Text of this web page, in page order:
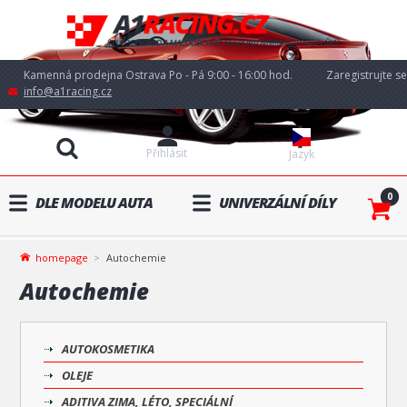
Kamenná prodejna Ostrava Po - Pá 9:00 - 16:00 hod.
info@a1racing.cz
Jazyk
Přihlásit
Zaregistrujte se
DLE MODELU AUTA UNIVERZÁLNÍ DÍLY 0
homepage Autochemie
Autochemie
AUTOKOSMETIKA
OLEJE
ADITIVA ZIMA, LÉTO, SPECIÁLNÍ